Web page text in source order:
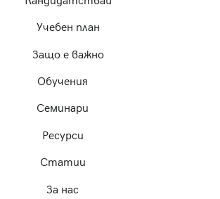
Учебен план
Защо е важно
Обучения
Семинари
Ресурси
Статии
За нас